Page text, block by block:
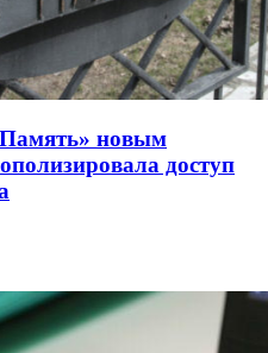
новым
доступ